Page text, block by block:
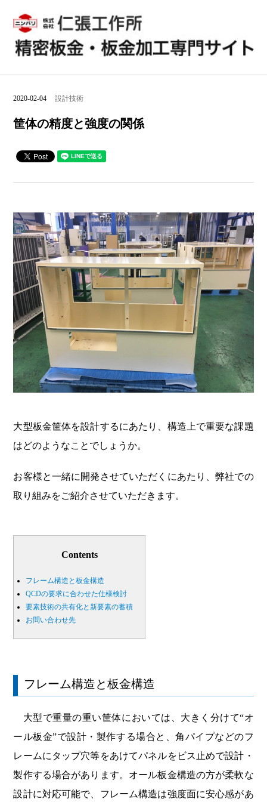
2020-02-04 設計技術
筐体の精度と強度の関係
大型板金筐体を設計するにあたり、構造上で重要な課題
はどのようなことでしょうか。
お客様と一緒に開発させていただくにあたり、弊社での
取り組みをご紹介させていただきます。
Contents
フレーム構造と板金構造
QCDの要求に合わせた仕様検討
要素技術の共有化と新要素の蓄積
お問い合わせ先
フレーム構造と板金構造
大型で重量の重い筐体においては、大きく分けて“オ
ール板金”で設計・製作する場合と、角パイプなどのフ
レームにタップ穴等をあけてパネルをビス止めで設計・
製作する場合があります。オール板金構造の方が柔軟な
設計に対応可能で、フレーム構造は強度面に安心感があ